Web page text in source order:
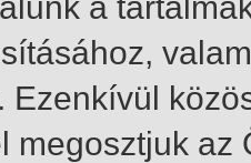
Ezenkívül
megosztjuk